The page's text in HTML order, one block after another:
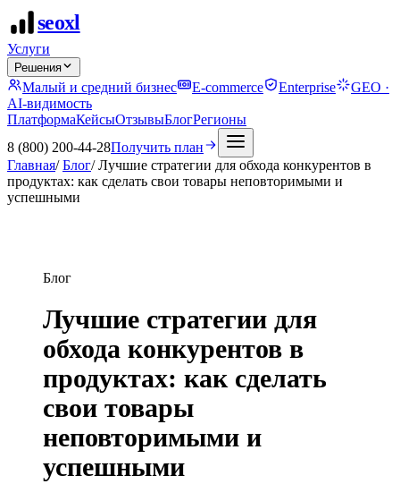
seoxl
Услуги
Решения
Малый и средний бизнес E-commerce Enterprise
GEO ·
AI-видимость
ПлатформаКейсыОтзывыБлогРегионы
8 (800) 200-44-28Получить план
Главная/ Блог/ Лучшие стратегии для обхода конкурентов в
продуктах: как сделать свои товары неповторимыми и
успешными
Блог
Лучшие стратегии для
обхода конкурентов в
продуктах: как сделать
свои товары
неповторимыми и
успешными